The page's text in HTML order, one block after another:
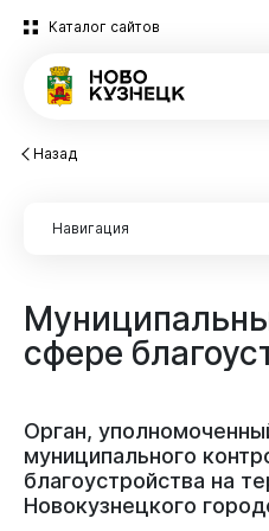
Каталог сайтов
Новости
Назад
сфере
Навигация
Инвесторам
Инвесторам
Особая территория для
Поддержка бизнеса
Инвестиционный проект
Социально-экономическое
Оценка эффективности
местного самоуправления
Прогноз социально-
Мониторинг
Витрина закупок
Муниципальное имущество
Муниципальное
Потребительский рынок
Орган,
муниципального
благоустройства на
Новокузнецкого